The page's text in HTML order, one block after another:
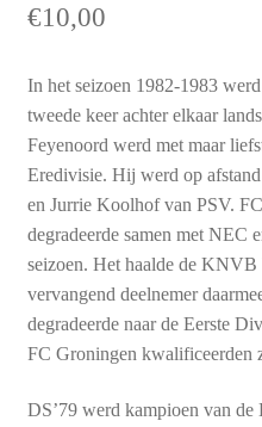
€10,00
In het seizoen 1982-1983
tweede keer achter elkaar
Feyenoord werd met maar
Eredivisie. Hij werd op
en Jurrie Koolhof van PSV.
degradeerde samen met
seizoen. Het haalde de KNVB
vervangend deelnemer
degradeerde naar de Eerste
FC Groningen kwalificeerden
DS’79 werd kampioen van